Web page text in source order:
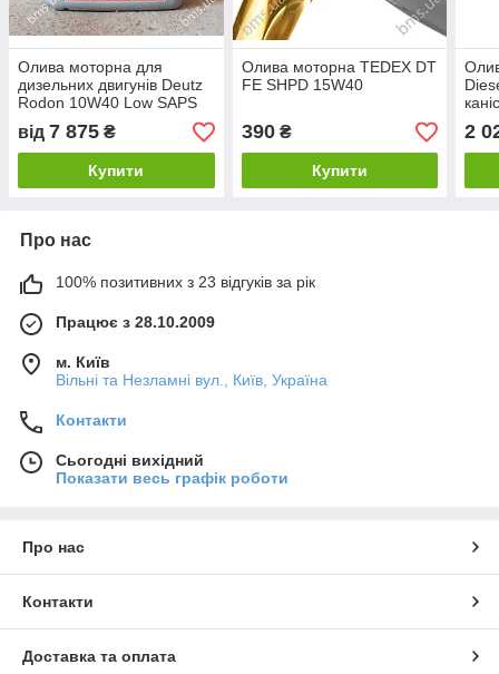
Олива моторна для
дизельних двигунів Deutz
Rodon 10W40 Low SAPS
від 7 875 ₴
Купити
Олива моторна TEDEX DT
FE SHPD 15W40
390₴
Купити
2
Про нас
100% позитивних з 23 відгуків за рік
Працює з 28.10.2009
м. Київ
Вільні та Незламні вул., Київ, Україна
Контакти
Сьогодні вихідний
Показати весь графік роботи
Про нас
Контакти
Доставка та оплата